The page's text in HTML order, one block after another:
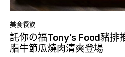
美食餐飲
託你の福Tony’s Food豬
脂牛節瓜燒肉清爽登場